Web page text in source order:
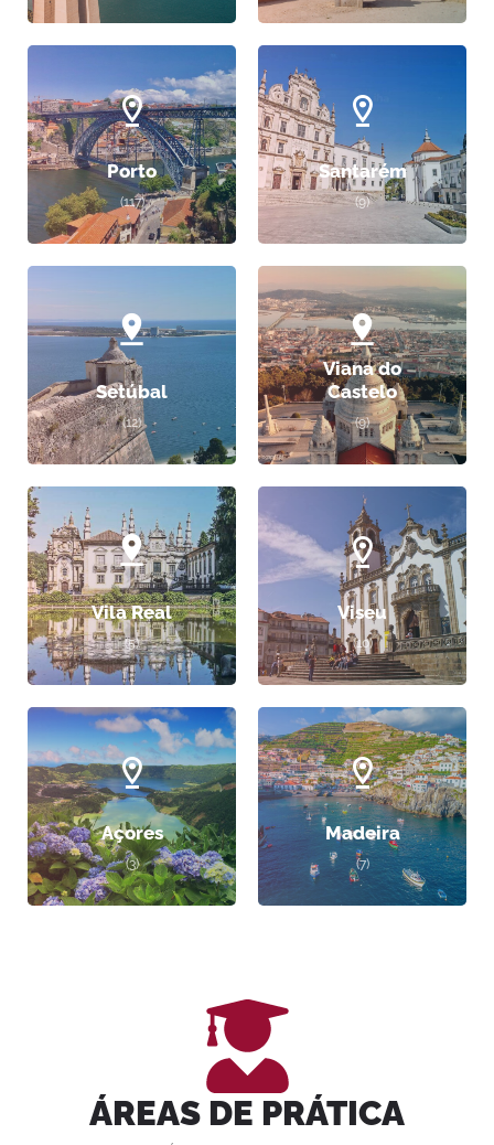
Porto
(117)
Santarém
(9)
Setúbal
(12)
Viana do
Castelo
(9)
Vila Real
(5)
Viseu
(10)
Açores
(3)
Madeira
(7)
ÁREAS DE PRÁTICA